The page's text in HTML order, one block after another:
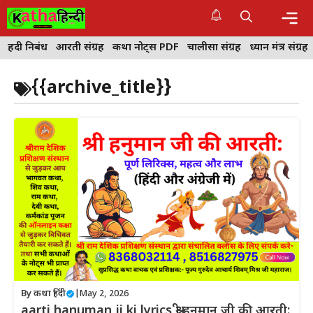
Skip
to
content
हिंदी निबंध आरती संग्रह कथा नोट्स PDF चालीसा संग्रह ध्यान मंत्र संग्रह
{{archive_title}}
Byकथा हिंदी May 2, 2026